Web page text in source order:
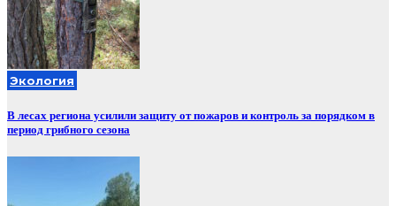
Экология
В лесах региона усилили защиту от пожаров и контроль за порядком в
период грибного сезона